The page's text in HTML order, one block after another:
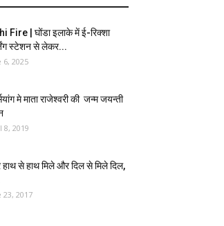
Fire | घोंडा इलाके में ई-रिक्शा
स्टेशन से लेकर...
6, 2025
मे माता राजेश्वरी की जन्म जयन्ती
8, 2019
से हाथ मिले और दिल से मिले दिल,
23, 2017